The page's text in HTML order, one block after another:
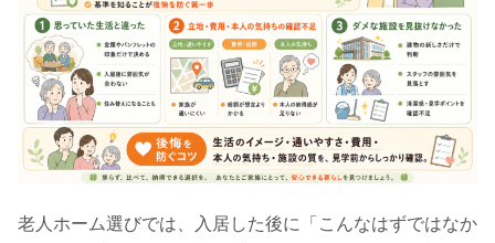
老人ホーム選びでは、入居した後に「こんなはずではなか